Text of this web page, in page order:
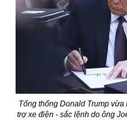
Tổng thống Donald Trump vừa
trợ xe điện - sắc lệnh do ông